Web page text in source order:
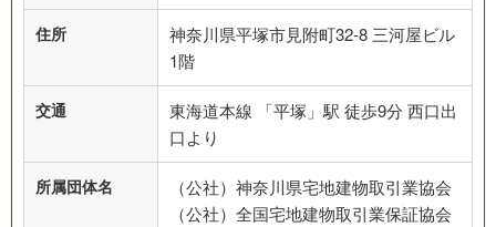
住所
神奈川県平塚市見附町32-8 三河屋ビル
1階
交通
東海道本線 「平塚」駅 徒歩9分 西口出
口より
所属団体名
（公社）神奈川県宅地建物取引業協会
（公社）全国宅地建物取引業保証協会